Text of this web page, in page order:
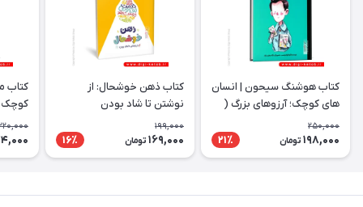
کتاب هوشنگ سیحون | انسان
های کوچک؛ آرزوهای بزرگ (
کودک، مصور)
250,000
198,000 تومان 21٪
کتاب ذهن خوشحال: از
نوشتن تا شاد بودن
199,000
169,000 تومان 16٪
کتاب
مصور)